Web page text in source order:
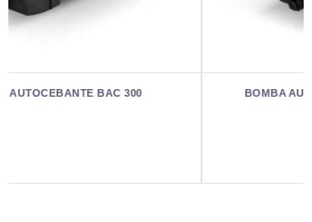
BOMBA AUTOCEBANTE BAC 300-3 (MI)